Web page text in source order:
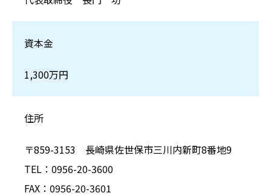
資本金
1,300万円
住所
〒859-3153 長崎県佐世保市三川内新町8番地9
TEL：0956-20-3600
FAX：0956-20-3601